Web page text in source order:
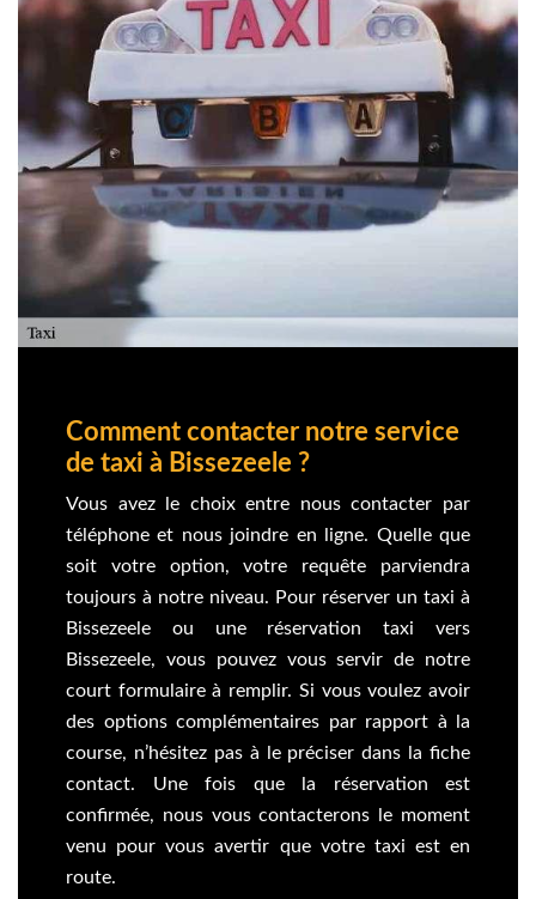
Comment contacter notre service
de taxi à Bissezeele ?
Vous avez le choix entre nous contacter par
téléphone et nous joindre en ligne. Quelle que
soit votre option, votre requête parviendra
toujours à notre niveau. Pour réserver un taxi à
Bissezeele ou une réservation taxi vers
Bissezeele, vous pouvez vous servir de notre
court formulaire à remplir. Si vous voulez avoir
des options complémentaires par rapport à la
course, n’hésitez pas à le préciser dans la fiche
contact. Une fois que la réservation est
confirmée, nous vous contacterons le moment
venu pour vous avertir que votre taxi est en
route.